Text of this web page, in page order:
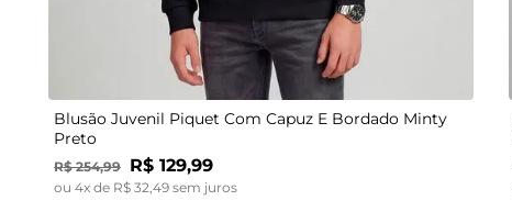
12 14 16
Blusão Juvenil Piquet Com Capuz E Bordado Minty
Preto
R$ 254,99 R$ 129,99
ou 4x de R$ 32 49 sem juros